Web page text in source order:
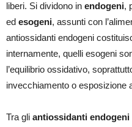
liberi. Si dividono in endogeni,
ed esogeni, assunti con
antiossidanti endogeni
internamente, quelli esogeni
l’equilibrio ossidativo,
invecchiamento o esposizione
Tra gli antiossidanti endogeni